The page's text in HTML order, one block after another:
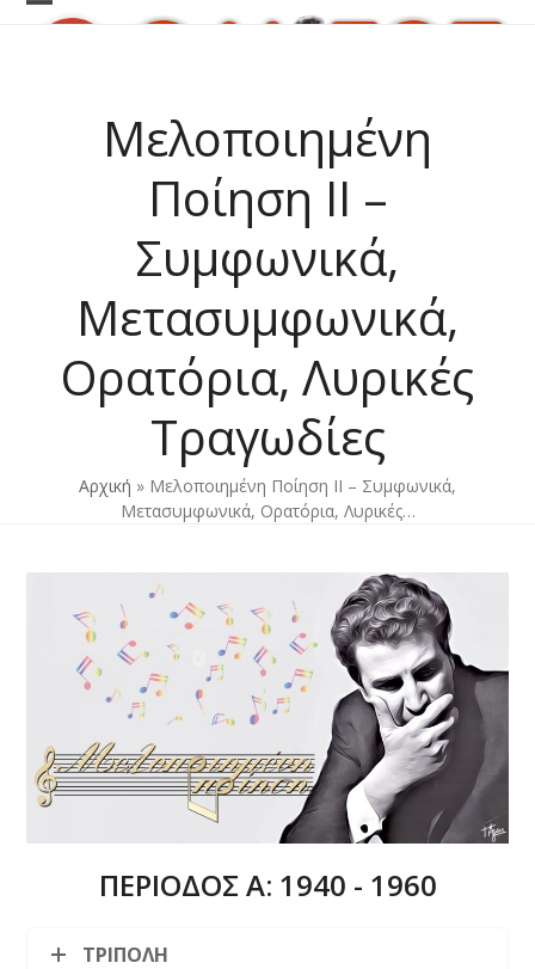
Skip
Open
Close
Μελοποιημένη
Ποίηση ΙΙ –
Συμφωνικά,
Μετασυμφωνικά,
Ορατόρια, Λυρικές
Τραγωδίες
Αρχική » Μελοποιημένη Ποίηση ΙΙ – Συμφωνικά,
Μετασυμφωνικά, Ορατόρια, Λυρικές…
ΠΕΡΙΟΔΟΣ Α: 1940 - 1960
ΤΡΙΠΟΛΗ